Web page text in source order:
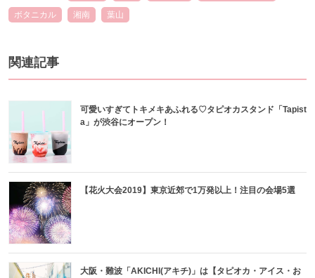
ボタニカル 湘南 葉山
関連記事
可愛いすぎてトキメキあふれる♡タピオカスタンド「Tapist
a」が渋谷にオープン！
【花火大会2019】東京近郊で1万発以上！注目の会場5選
大阪・難波「AKICHI(アキチ)」は【タピオカ・アイス・お